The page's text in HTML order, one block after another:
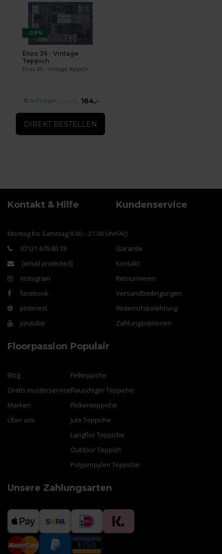
-28%
Enzo 36 - Vintage
Teppich
Enzo 36 - Vintage Teppich
auf Lager 164,-
DIREKT BESTELLEN
Kontakt & Hilfe
Montag bis Samstag 9.00 – 21.00 Uhr
07121 679 80 18
[email protected]
instagram
facebook
pinterest
youtube
Kundenservice
FAQ
Garantie
Kontakt
Retournieren
Versandbedingungen
Widerrufsbelehrung
Zahlungsoptionen
Floorpassion
Blog
Gratis musterservice
Marken
Über uns
Populair
Fellteppiche
Flauschiger Teppiche
Flickenteppiche
Jute Teppiche
Langflor Teppiche
Outdoor Teppich
Polypropylen Teppiche
Unsere Zahlungsarten